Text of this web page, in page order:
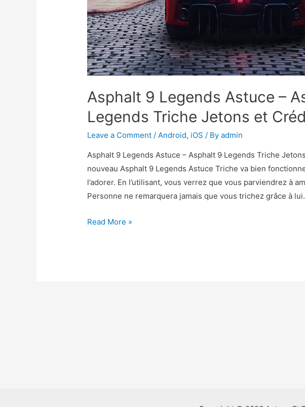
Asphalt 9 Legends Astuce –
Legends Triche Jetons et
Leave a Comment / Android, iOS / Byadmin
Asphalt 9 Legends Astuce – Asphalt 9 Legends Triche
nouveau Asphalt 9 Legends Astuce Triche va bien
l’adorer. En l’utilisant, vous verrez que vous parviendrez à
Personne ne remarquera jamais que vous trichez grâce à
Asphalt
Read More »